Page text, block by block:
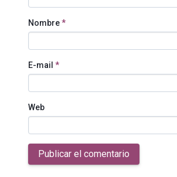
Nombre*
E-mail *
Web
Publicar el comentario